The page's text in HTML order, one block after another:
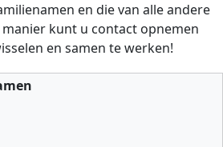
en die van alle andere
kunt u contact opnemen
en samen te werken!